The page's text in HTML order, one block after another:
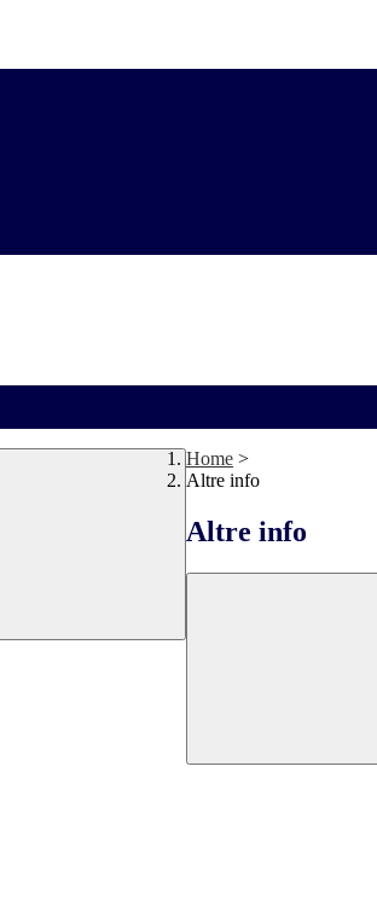
Home >
Altre info
Altre info